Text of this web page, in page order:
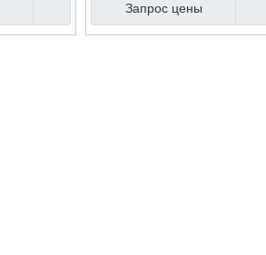
Запрос цены